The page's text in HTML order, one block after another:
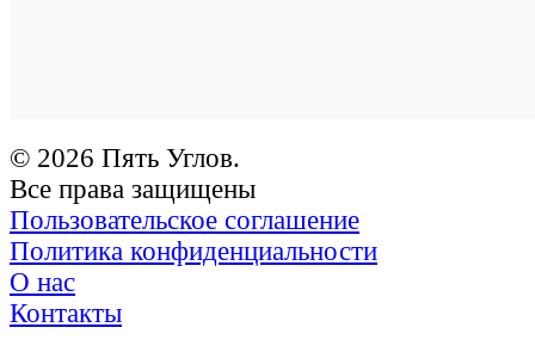
© 2026 Пять Углов.
Все права защищены
Пользовательское соглашение
Политика конфиденциальности
О нас
Контакты